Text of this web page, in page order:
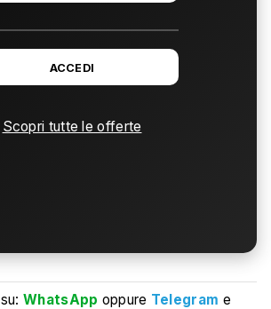
ACCEDI
Scopri tutte le offerte
su:WhatsApp oppure Telegram e